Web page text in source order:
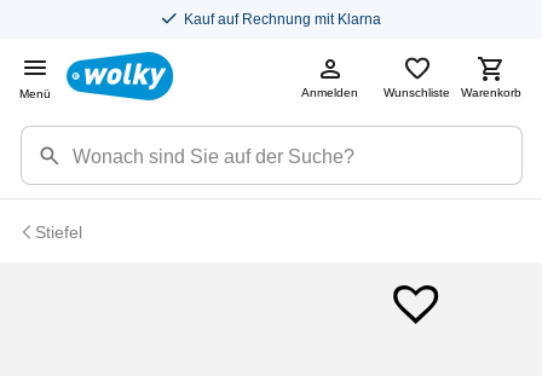
Kauf auf Rechnung mit Klarna
Menü Anmelden Wunschliste Warenkorb
Stiefel